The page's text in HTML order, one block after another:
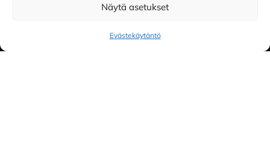
Näytä asetukset
Evästekäytäntö